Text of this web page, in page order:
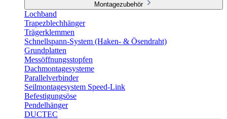
Montagezubehör
Lochband
Trapezblechhänger
Trägerklemmen
Schnellspann-System (Haken- & Ösendraht)
Grundplatten
Messöffnungsstopfen
Dachmontagesysteme
Parallelverbinder
Seilmontagesystem Speed-Link
Befestigungsöse
Pendelhänger
DUCTEC